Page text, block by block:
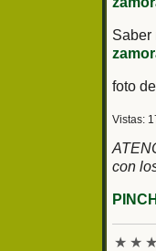
Saber
foto
Vistas:
con
★ ★ ★